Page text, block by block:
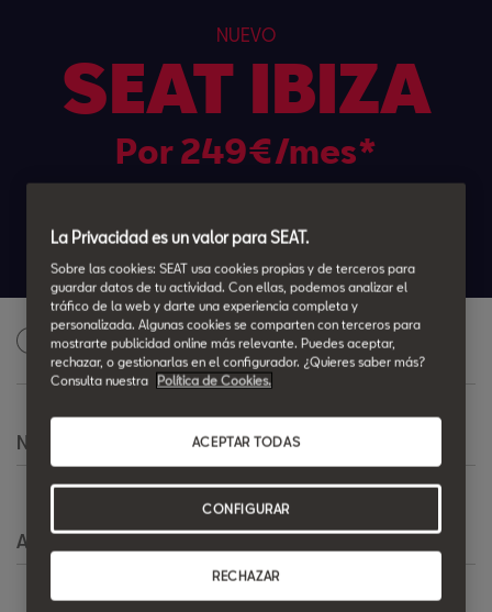
NUEVO
SEAT IBIZA
Por 249€/mes*
Valor mínimo garantizado: 13.699,03 €
Solicita una oferta personalizada
Nombre
Apellido*
La Privacidad es un valor para SEAT.
Sobre las cookies: SEAT usa cookies propias y de terceros para
guardar datos de tu actividad. Con ellas, podemos analizar el
tráfico de la web y darte una experiencia completa y
personalizada. Algunas cookies se comparten con terceros para
mostrarte publicidad online más relevante. Puedes aceptar,
rechazar, o gestionarlas en el configurador. ¿Quieres saber más?
Consulta nuestra
Política de Cookies.
RECHAZAR
ACEPTAR TODAS
CONFIGURAR